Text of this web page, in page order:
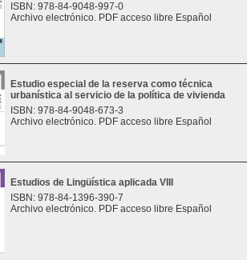
ISBN: 978-84-9048-997-0
Archivo electrónico. PDF acceso libre Español
Estudio especial de la reserva como técnica
urbanística al servicio de la política de vivienda
ISBN: 978-84-9048-673-3
Archivo electrónico. PDF acceso libre Español
Estudios de Lingüística aplicada VIII
ISBN: 978-84-1396-390-7
Archivo electrónico. PDF acceso libre Español